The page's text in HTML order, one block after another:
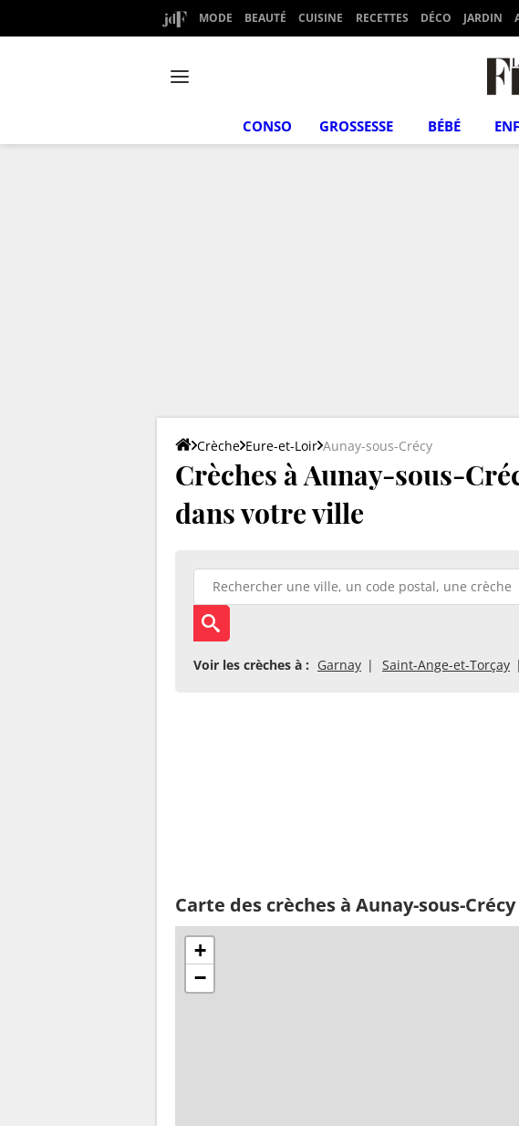
MODE BEAUTÉ CUISINE RECETTES DÉCO JARDIN
CONSO GROSSESSE BÉBÉ
Crèche Eure-et-Loir Aunay-sous-Crécy
Crèches à Aunay-sous-
dans votre ville
Voir les crèches à : Garnay Saint-Ange-et-Torçay
Carte des crèches à Aunay-sous-
+
−